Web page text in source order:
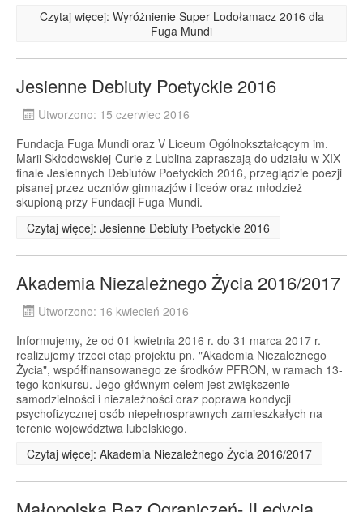
Czytaj więcej: Wyróżnienie Super Lodołamacz 2016 dla
Fuga Mundi
Jesienne Debiuty Poetyckie 2016
Utworzono: 15 czerwiec 2016
Fundacja Fuga Mundi oraz V Liceum Ogólnokształcącym im.
Marii Skłodowskiej-Curie z Lublina zapraszają do udziału w XIX
finale Jesiennych Debiutów Poetyckich 2016, przeglądzie poezji
pisanej przez uczniów gimnazjów i liceów oraz młodzież
skupioną przy Fundacji Fuga Mundi.
Czytaj więcej: Jesienne Debiuty Poetyckie 2016
Akademia Niezależnego Życia 2016/2017
Utworzono: 16 kwiecień 2016
Informujemy, że od 01 kwietnia 2016 r. do 31 marca 2017 r.
realizujemy trzeci etap projektu pn. "Akademia Niezależnego
Życia", współfinansowanego ze środków PFRON, w ramach 13-
tego konkursu. Jego głównym celem jest zwiększenie
samodzielności i niezależności oraz poprawa kondycji
psychofizycznej osób niepełnosprawnych zamieszkałych na
terenie województwa lubelskiego.
Czytaj więcej: Akademia Niezależnego Życia 2016/2017